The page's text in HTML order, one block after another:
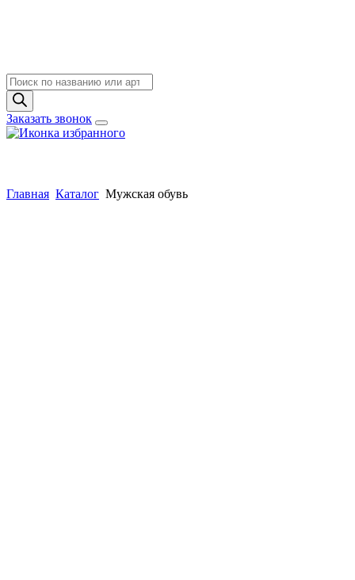
Поиск
товаров
Заказать звонок
Главная Каталог Мужская обувь